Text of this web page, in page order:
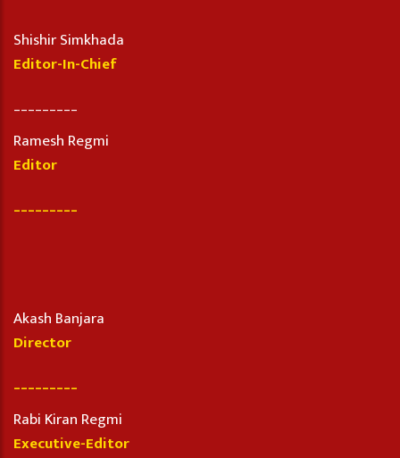
Shishir Simkhada
Editor-In-Chief
Ramesh Regmi
Editor
_________
Akash Banjara
Director
_________
Rabi Kiran Regmi
Executive-Editor